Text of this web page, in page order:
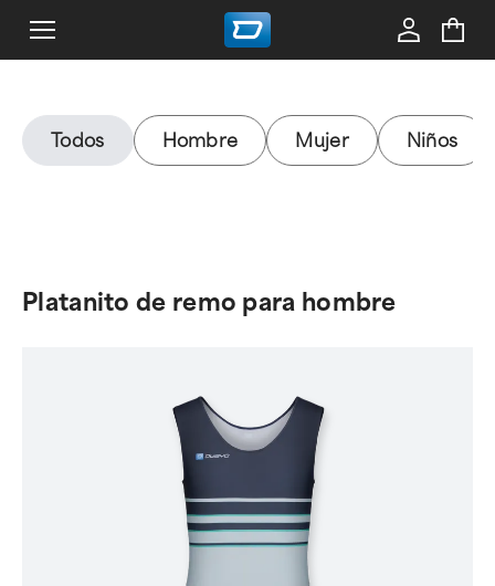
Todos Hombre Mujer Niños
Platanito de remo para hombre